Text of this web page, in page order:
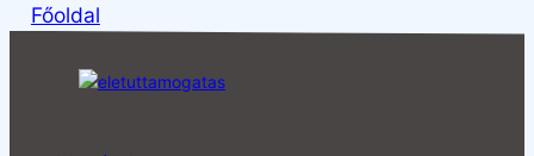
Főoldal